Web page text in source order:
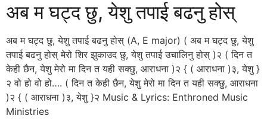
अब म घट्द छु, येशु तपाई बढनु होस्
अब म घट्द छु, येशु तपाई बढनु होस् (A, E major) ( अब म घट्द छु, येशु
तपाई बढनु होस् मेरो शिर झुकाउद छु, येशु तपाई उचालिनु होस् )२ ( दिन त
केही छैन, येशु मेरो मा दिन त यही सक्छु, आराधना )२ { ( आराधना )३, येशु }
२ वो हो वो हो…. ( दिन त केही छैन, येशु मेरो मा दिन त यही सक्छु, आराधना
)२ { ( आराधना )३, येशु }२ Music & Lyrics: Enthroned Music
Ministries